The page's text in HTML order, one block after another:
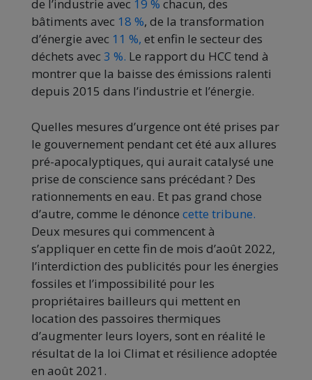
de l’industrie avec 19 % chacun, des
bâtiments avec 18 %, de la transformation
d’énergie avec 11 %, et enfin le secteur des
déchets avec 3 %. Le rapport du HCC tend à
montrer que la baisse des émissions ralenti
depuis 2015 dans l’industrie et l’énergie.
Quelles mesures d’urgence ont été prises par
le gouvernement pendant cet été aux allures
pré-apocalyptiques, qui aurait catalysé une
prise de conscience sans précédant ? Des
rationnements en eau. Et pas grand chose
d’autre, comme le dénonce cette tribune.
Deux mesures qui commencent à
s’appliquer en cette fin de mois d’août 2022,
l’interdiction des publicités pour les énergies
fossiles et l’impossibilité pour les
propriétaires bailleurs qui mettent en
location des passoires thermiques
d’augmenter leurs loyers, sont en réalité le
résultat de la loi Climat et résilience adoptée
en août 2021.